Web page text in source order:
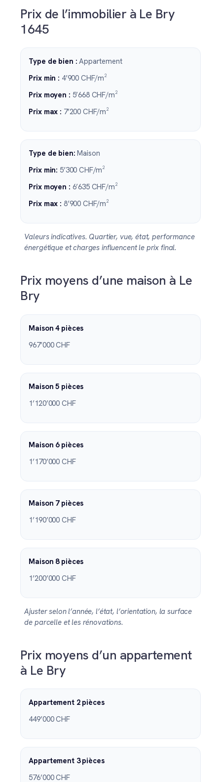
Prix de l’immobilier à Le Bry
1645
Type de bien : Appartement
Prix min : 4’900 CHF/m²
Prix moyen : 5’668 CHF/m²
Prix max : 7’200 CHF/m²
Type de bien: Maison
Prix min: 5’300 CHF/m²
Prix moyen : 6’635 CHF/m²
Prix max : 8’900 CHF/m²
Valeurs indicatives. Quartier, vue, état, performance
énergétique et charges influencent le prix final.
Prix moyens d’une maison à Le
Bry
Maison 4 pièces
967’000 CHF
Maison 5 pièces
1’120’000 CHF
Maison 6 pièces
1’170’000 CHF
Maison 7 pièces
1’190’000 CHF
Maison 8 pièces
1’200’000 CHF
Ajuster selon l’année, l’état, l’orientation, la surface
de parcelle et les rénovations.
Prix moyens d’un appartement
à Le Bry
Appartement 2 pièces
449’000 CHF
Appartement 3 pièces
576’000 CHF